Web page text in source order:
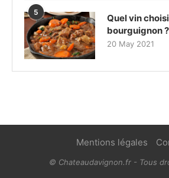
5
Quel vin
bourguignon ?
20 May 2021
Mentions légales
© Chateaudavignon.fr - Tous